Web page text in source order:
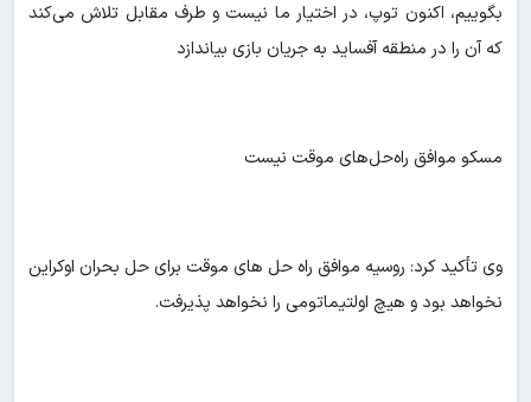
بگوییم، اکنون توپ، در اختیار ما نیست و طرف مقابل تلاش‌ می‌کند
که آن را در منطقه آفساید به جریان بازی بیاندازد
مسکو موافق راه‌حل‌های موقت نیست
وی تأکید کرد:‌ روسیه موافق راه حل های موقت برای حل بحران اوکراین
نخواهد بود و هیچ اولتیماتومی را نخواهد پذیرفت.